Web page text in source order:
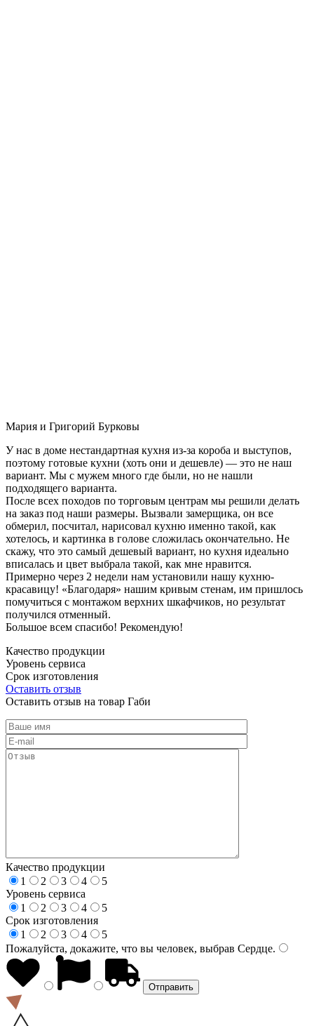
Мария и Григорий Бурковы
У нас в доме нестандартная кухня из-за короба и выступов,
поэтому готовые кухни (хоть они и дешевле) — это не наш
вариант. Мы с мужем много где были, но не нашли
подходящего варианта.
После всех походов по торговым центрам мы решили делать
на заказ под наши размеры. Вызвали замерщика, он все
обмерил, посчитал, нарисовал кухню именно такой, как
хотелось, и картинка в голове сложилась окончательно. Не
скажу, что это самый дешевый вариант, но кухня идеально
вписалась и цвет выбрала такой, как мне нравится.
Примерно через 2 недели нам установили нашу кухню-
красавицу! «Благодаря» нашим кривым стенам, им пришлось
помучиться с монтажом верхних шкафчиков, но результат
получился отменный.
Большое всем спасибо! Рекомендую!
Качество продукции
Уровень сервиса
Срок изготовления
Оставить отзыв
Оставить отзыв на товар Габи
Качество продукции
1
2 3 4
5
Уровень сервиса
1
2 3 4
5
Срок изготовления
1
2 3 4
5
Пожалуйста, докажите, что вы человек, выбрав Сердце.